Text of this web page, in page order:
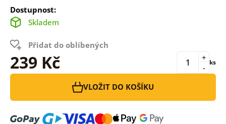
Dostupnost:
Skladem
Přidat do oblíbených
239 Kč -
+ ks
VLOŽIT DO KOŠÍKU